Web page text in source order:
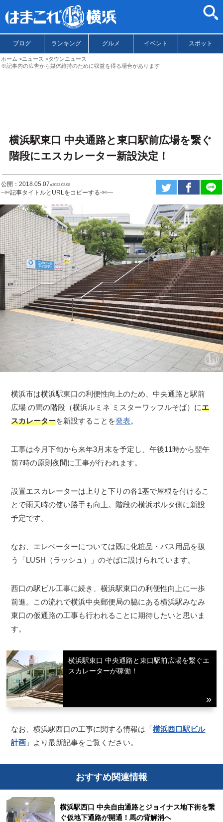
ブログ ランキング グルメ イベント スポット
ホーム ニュース
タウンニュース
※記事内の広告から媒体維持のために収益を得る場合があります
横浜駅東口 中央通路と東口駅前広場を繋ぐ
階段にエスカレーター新設決定！
公開：2018.05.07ಇ2022.02.08
--✄記事タイトルとURLをコピーする-✄—
横浜市は横浜駅東口の利便性向上のため、中央通路と駅前
広場 の間の階段（横浜ルミネ ミスターワッフルそば）にエ
スカレーターを新設することを発表。
工事は今月下旬から来年3月末を予定し、午後11時から翌午
前7時の原則夜間に工事が行われます。
設置エスカレーターは上りと下りの各1基で屋根を付けるこ
とで雨天時の使い勝手も向上。階段の横浜ポルタ側に新設
予定です。
なお、エレベーターについては既に化粧品・バス用品を扱
う「LUSH（ラッシュ）」のそばに設けられています。
西口の駅ビル工事に続き、横浜駅東口の利便性向上に一歩
前進。この流れで横浜中央郵便局の脇にある横浜駅みなみ
東口の仮通路の工事も行われることに期待したいと思いま
す。
横浜駅東口 中央通路と東口駅前広場を繋ぐエ
スカレーターが稼働！
なお、横浜駅西口の工事に関する情報は「横浜西口駅ビル
計画 」より最新記事をご覧ください。
おすすめ関連情報
横浜駅西口 中央自由通路とジョイナス地下街を繋
ぐ仮地下通路が開通！馬の背解消へ